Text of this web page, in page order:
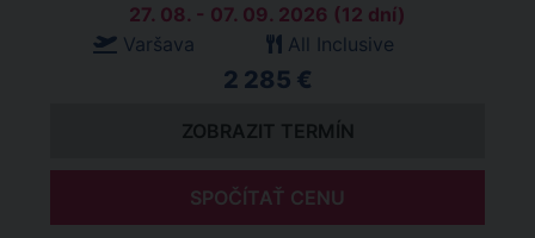
27. 08. - 07. 09. 2026 (12 dní)
Varšava
All Inclusive
2 285 €
ZOBRAZIT TERMÍN
SPOČÍTAŤ CENU